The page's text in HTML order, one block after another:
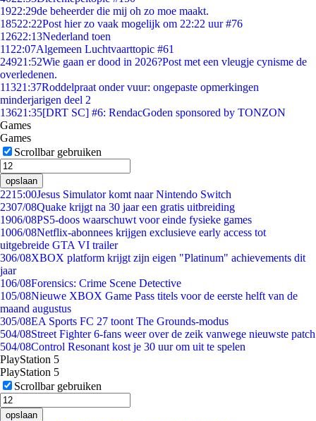
1922:29de beheerder die mij oh zo moe maakt.
18522:22Post hier zo vaak mogelijk om 22:22 uur #76
12622:13Nederland toen
11 22:07Algemeen Luchtvaarttopic #61
24921:52Wie gaan er dood in 2026?Post met een vleugje cynisme de
overledenen.
11321:37Roddelpraat onder vuur: ongepaste opmerkingen
minderjarigen deel 2
13621:35[DRT SC] #6: RendacGoden sponsored by TONZON
Games
Games
Scrollbar gebruiken
opslaan
2215:00Jesus Simulator komt naar Nintendo Switch
2307/08Quake krijgt na 30 jaar een gratis uitbreiding
1906/08PS5-doos waarschuwt voor einde fysieke games
1006/08Netflix-abonnees krijgen exclusieve early access tot
uitgebreide GTA VI trailer
306/08XBOX platform krijgt zijn eigen "Platinum" achievements dit
jaar
106/08Forensics: Crime Scene Detective
105/08Nieuwe XBOX Game Pass titels voor de eerste helft van de
maand augustus
305/08EA Sports FC 27 toont The Grounds-modus
504/08Street Fighter 6-fans weer over de zeik vanwege nieuwste patch
504/08Control Resonant kost je 30 uur om uit te spelen
PlayStation 5
PlayStation 5
Scrollbar gebruiken
opslaan